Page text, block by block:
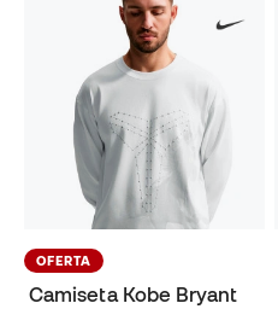
OFERTA
Camiseta Kobe Bryant